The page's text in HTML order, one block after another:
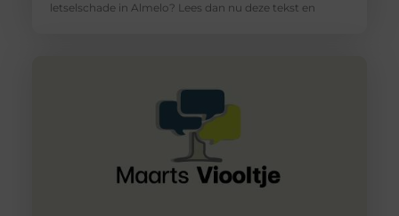
letselschade in Almelo? Lees dan nu deze tekst en